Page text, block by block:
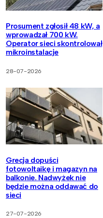
Prosument zgłosił 48 kW, a
wprowadzał 700 kW.
Operator sieci skontrolował
mikroinstalacje
28-07-2026
Grecja dopuści
fotowoltaikę i magazyn na
balkonie. Nadwyżek nie
będzie można oddawać do
sieci
27-07-2026